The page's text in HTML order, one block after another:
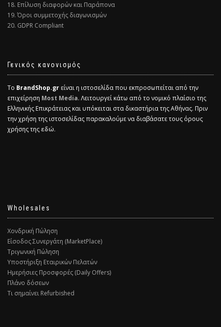
18. Επίλυση διαφορών και Παράπονα
19. Όροι συμμετοχής διαγωνισμών
20. GDPR Compliant
Γενικός κανονισμός
Το BrandShop.gr είναι η ιστοσελίδα που εκπροσωπείται από την
επιχείρηση Most Media. Λειτουργεί κάτω από το νομικό πλαίσιο της
Ελληνικής Επικράτειας και υπόκειται στα δικαστήρια της Αθήνας. Πριν
την χρήση της ιστοσελίδας παρακαλούμε να διαβάσατε τους όρους
χρήσης τηςεδώ.
Wholesales
Χονδρική Πώληση
Είσοδος Συνεργάτη (MarketPlace)
Τριγωνική Πώληση
Υποστήριξη Εταιρικών Πελατών
Ημερήσιες Προσφορές (Daily Offers)
Πλάνο δόσεων
Τι σημαίνει Refurbished